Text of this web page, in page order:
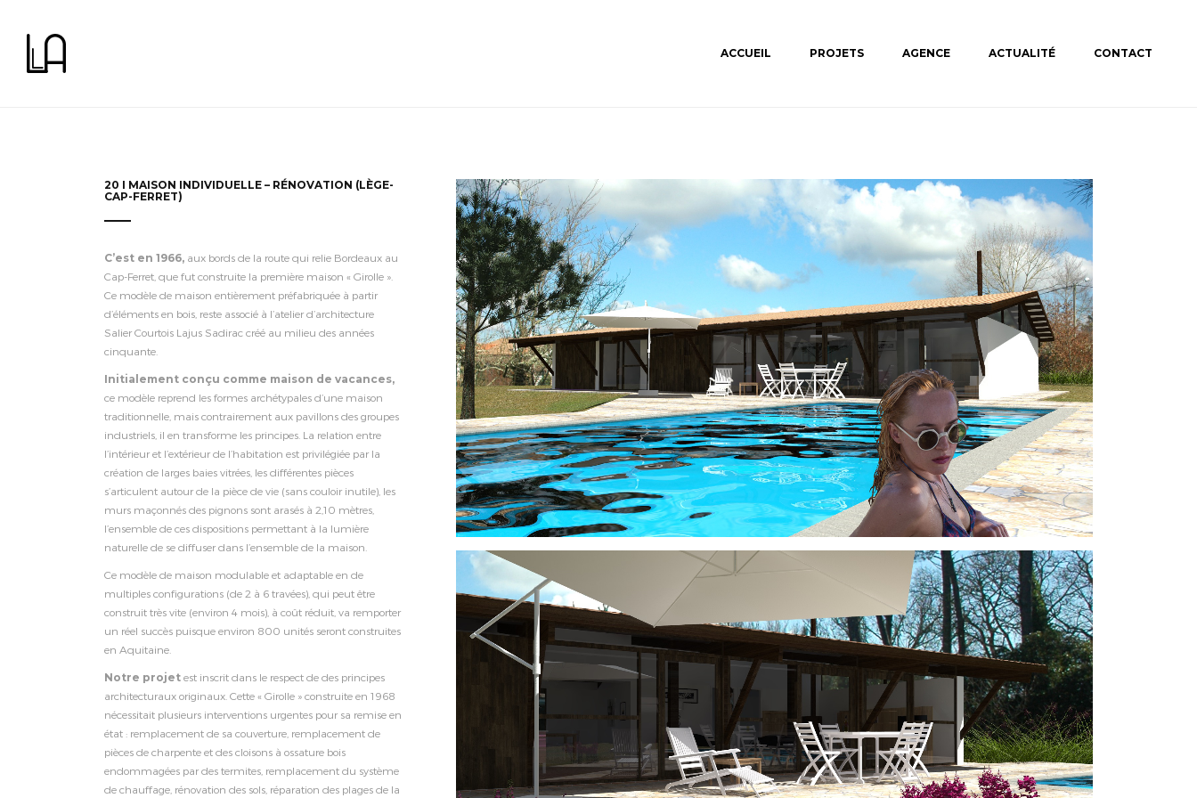
ACCUEIL PROJETS AGENCE ACTUALITÉ CONTACT
20 I MAISON INDIVIDUELLE – RÉNOVATION (LÈGE-
CAP-FERRET)
C’est en 1966, aux bords de la route qui relie Bordeaux au
Cap-Ferret, que fut construite la première maison « Girolle ».
Ce modèle de maison entièrement préfabriquée à partir
d’éléments en bois, reste associé à l’atelier d’architecture
Salier Courtois Lajus Sadirac créé au milieu des années
cinquante.
Initialement conçu comme maison de vacances,
ce modèle reprend les formes archétypales d’une maison
traditionnelle, mais contrairement aux pavillons des groupes
industriels, il en transforme les principes. La relation entre
l’intérieur et l’extérieur de l’habitation est privilégiée par la
création de larges baies vitrées, les différentes pièces
s’articulent autour de la pièce de vie (sans couloir inutile), les
murs maçonnés des pignons sont arasés à 2,10 mètres,
l’ensemble de ces dispositions permettant à la lumière
naturelle de se diffuser dans l’ensemble de la maison.
Ce modèle de maison modulable et adaptable en de
multiples configurations (de 2 à 6 travées), qui peut être
construit très vite (environ 4 mois), à coût réduit, va remporter
un réel succès puisque environ 800 unités seront construites
en Aquitaine.
Notre projet est inscrit dans le respect de des principes
architecturaux originaux. Cette « Girolle » construite en 1968
nécessitait plusieurs interventions urgentes pour sa remise en
état : remplacement de sa couverture, remplacement de
pièces de charpente et des cloisons à ossature bois
endommagées par des termites, remplacement du système
de chauffage, rénovation des sols, réparation des plages de la